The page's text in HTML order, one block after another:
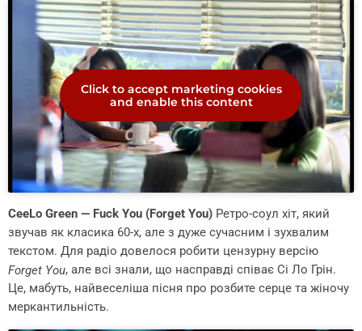
Click to accept marketing cookies
and enable this content
CeeLo Green — Fuck You (Forget You) Ретро-соул хіт, який
звучав як класика 60-х, але з дуже сучасним і зухвалим
текстом. Для радіо довелося робити цензурну версію
Forget You, але всі знали, що насправді співає Сі Ло Грін.
Це, мабуть, найвеселіша пісня про розбите серце та жіночу
меркантильність.